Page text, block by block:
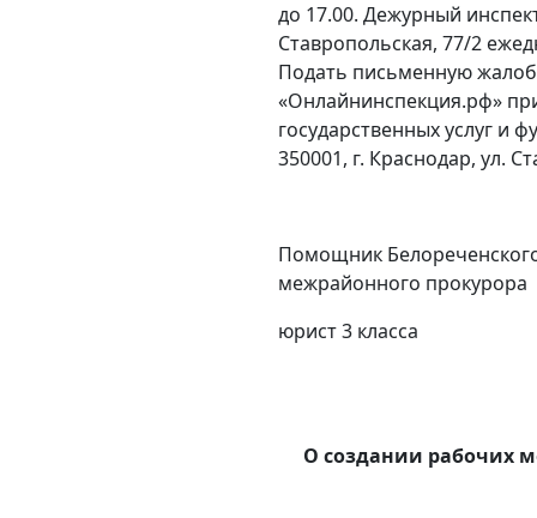
до 17.00. Дежурный
Ставропольская, 77/2
Подать письменную
«Онлайнинспекция.рф»
государственных услуг и
350001, г. Краснодар, ул.
Помощник
юрист 3
О создании рабочих